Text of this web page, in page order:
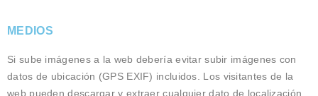
MEDIOS
Si sube imágenes a la web debería evitar subir imágenes con
datos de ubicación (GPS EXIF) incluidos. Los visitantes de la
web pueden descargar y extraer cualquier dato de localización